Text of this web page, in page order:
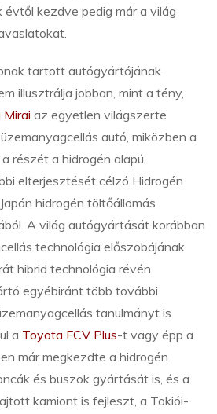
kezdve pedig már a világ
tartott autógyártójának
illusztrálja jobban, mint a tény,
az egyetlen világszerte
autó, miközben a
részét a hidrogén alapú
elterjesztését célzó Hidrogén
hidrogén töltőállomás
A világ autógyártását korábban
technológia előszobájának
hibrid technológia révén
egyébiránt több további
tanulmányt is
a Toyota FCV Plus-t vagy épp a
már megkezdte a hidrogén
és buszok gyártását is, és a
kamiont is fejleszt, a Tokiói-